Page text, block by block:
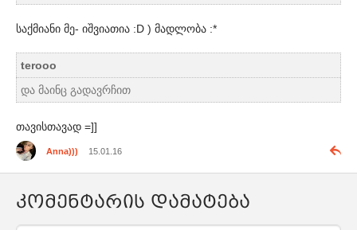
საქმიანი მე- იშვიათია :D ) მადლობა :*
terooo
და მაინც გადავრჩით
თავისთავად =]]
Anna))) 15.01.16
კომენტარის დამატება